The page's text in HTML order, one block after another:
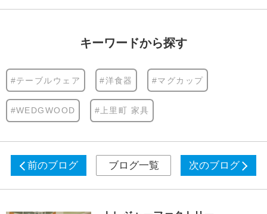
キーワードから探す
#テーブルウェア #洋食器 #マグカップ
#WEDGWOOD #上里町 家具
前のブログ ブログ一覧 次のブログ